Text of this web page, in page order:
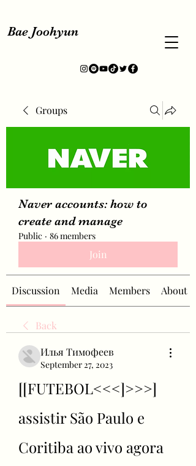
Bae Joohyun
Groups
Naver accounts: how to
create and manage
Public · 86 members
Join
Discussion Media Members About
Back
Илья Тимофеев
September 27, 2023
[[FUTEBOL<<<]>>>]
assistir São Paulo e
Coritiba ao vivo agora